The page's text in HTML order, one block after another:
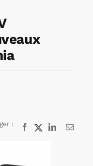
: Facebook
X LinkedInEmail